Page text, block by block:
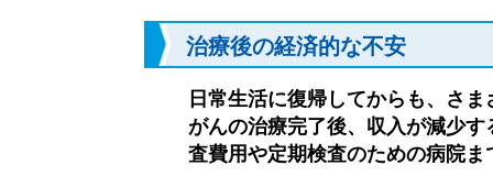
治療後の経済的な不安
日常生活に復帰してからも、さま
がんの治療完了後、収入が減少
査費用や定期検査のための病院